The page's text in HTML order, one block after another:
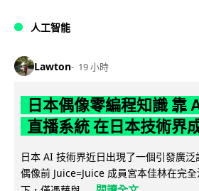
人工智能
Lawton 19 小時
日本偶像零編程知識 靠
直播系統 在日本技術界
日本 AI 技術界近日出現了一個引發廣
偶像前 Juice=Juice 成員宮本佳林在完